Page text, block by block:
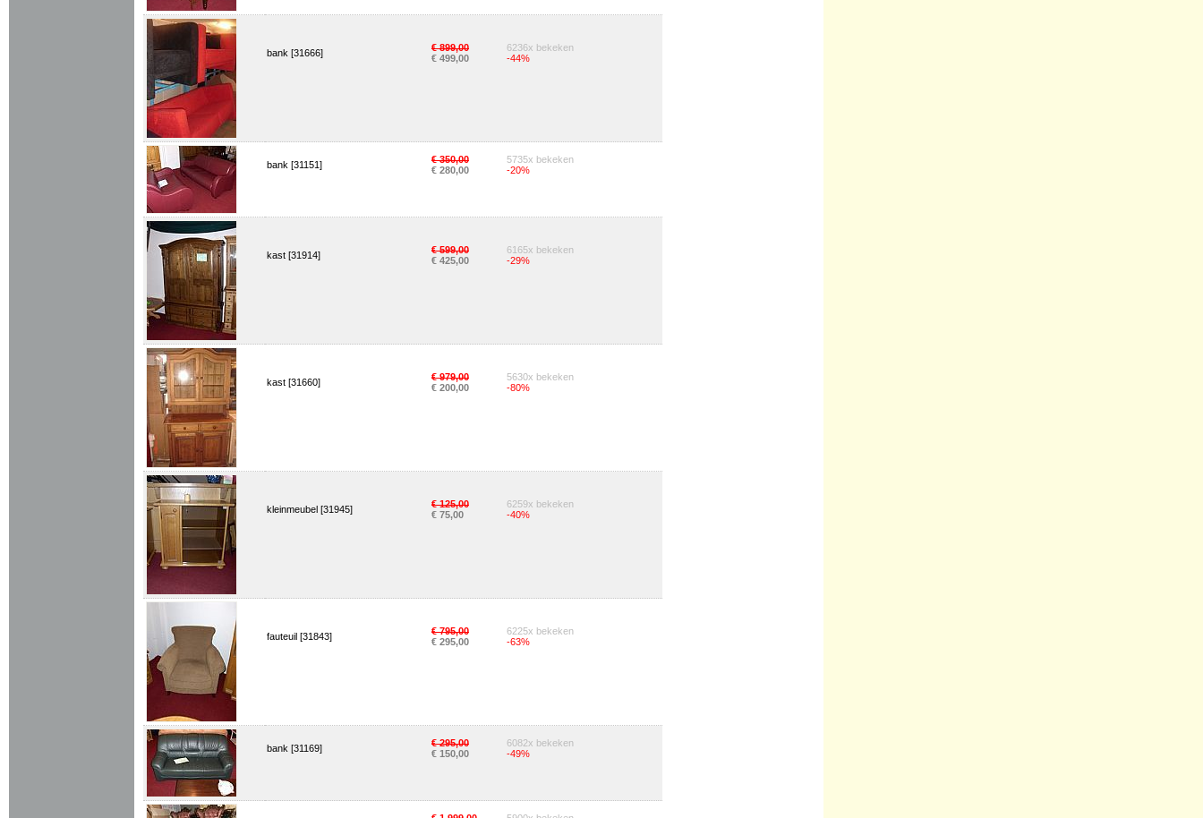
bank [31666]
€ 899,00
€ 499,00
6236x bekeken
-44%
bank [31151]
€ 350,00
€ 280,00
5735x bekeken
-20%
kast [31914]
€ 599,00
€ 425,00
6165x bekeken
-29%
kast [31660]
€ 979,00
€ 200,00
5630x bekeken
-80%
kleinmeubel [31945]
€ 125,00
€ 75,00
6259x bekeken
-40%
fauteuil [31843]
€ 795,00
€ 295,00
6225x bekeken
-63%
bank [31169]
€ 295,00
€ 150,00
6082x bekeken
-49%